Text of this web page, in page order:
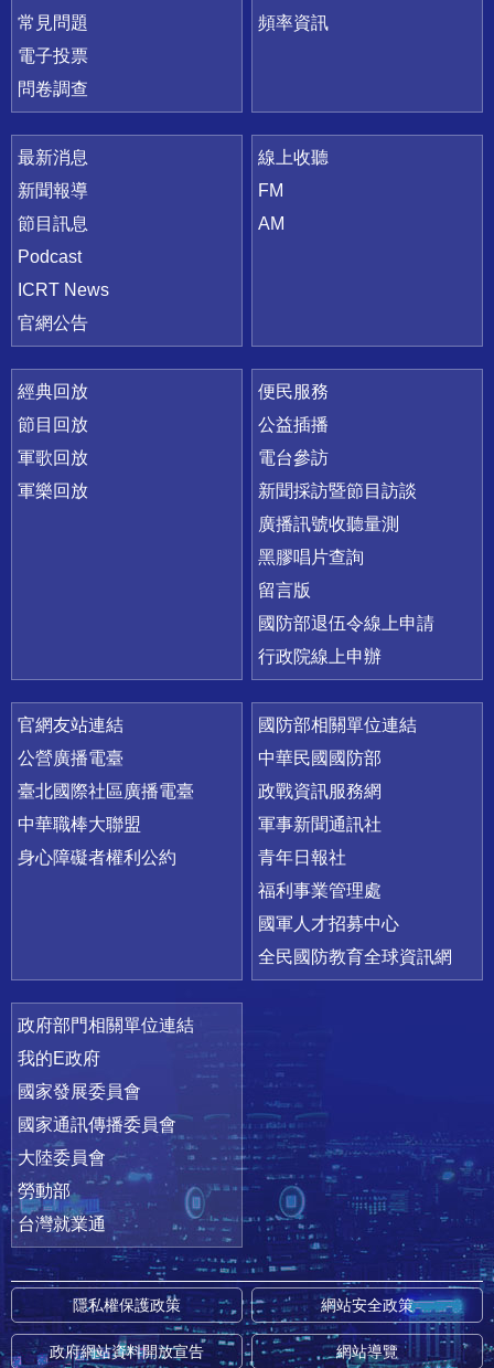
常見問題
電子投票
問卷調查
頻率資訊
最新消息
新聞報導
節目訊息
Podcast
ICRT News
官網公告
線上收聽
FM
AM
經典回放
節目回放
軍歌回放
軍樂回放
便民服務
公益插播
電台參訪
新聞採訪暨節目訪談
廣播訊號收聽量測
黑膠唱片查詢
留言版
國防部退伍令線上申請
行政院線上申辦
官網友站連結
公營廣播電臺
臺北國際社區廣播電臺
中華職棒大聯盟
身心障礙者權利公約
國防部相關單位連結
中華民國國防部
政戰資訊服務網
軍事新聞通訊社
青年日報社
福利事業管理處
國軍人才招募中心
全民國防教育全球資訊網
政府部門相關單位連結
我的E政府
國家發展委員會
國家通訊傳播委員會
大陸委員會
勞動部
台灣就業通
隱私權保護政策 網站安全政策
政府網站資料開放宣告 網站導覽